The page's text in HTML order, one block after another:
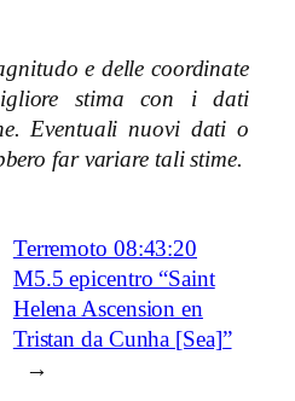
e delle coordinate
stima con i dati
Eventuali nuovi dati o
far variare tali stime.
Terremoto 08:43:20
M5.5 epicentro “Saint
Helena Ascension en
Tristan da Cunha [Sea]”
→